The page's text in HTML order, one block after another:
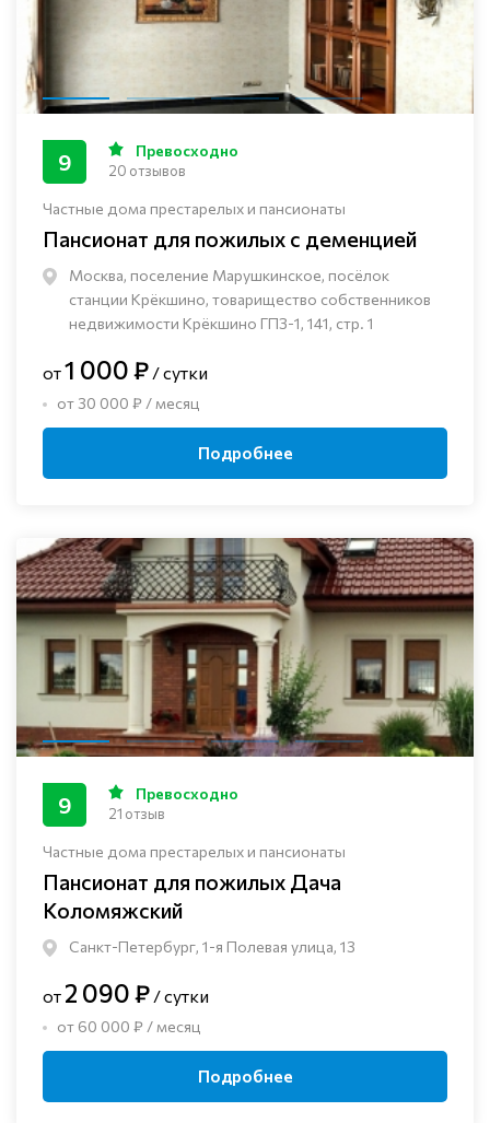
Частные дома престарелых и пансионаты
Пансионат для пожилых с деменцией
Москва, поселение Марушкинское, посёлок
станции Крёкшино, товарищество собственников
недвижимости Крёкшино ГПЗ-1, 141, стр. 1
9 Превосходно
20 отзывов
от1 000 ₽ / сутки
от 30 000 ₽ / месяц
Подробнее
Частные дома престарелых и пансионаты
Пансионат для пожилых Дача
Коломяжский
Санкт-Петербург, 1-я Полевая улица, 13
9 Превосходно
21 отзыв
от 2 090 ₽ / сутки
от 60 000 ₽ / месяц
Подробнее